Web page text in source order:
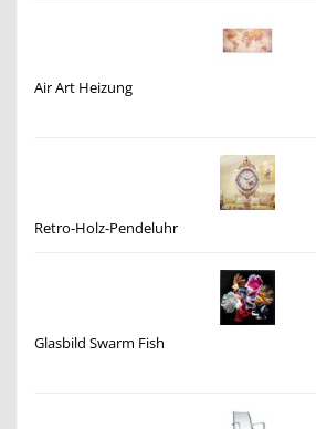
Air Art Heizung
Retro-Holz-Pendeluhr
Glasbild Swarm Fish